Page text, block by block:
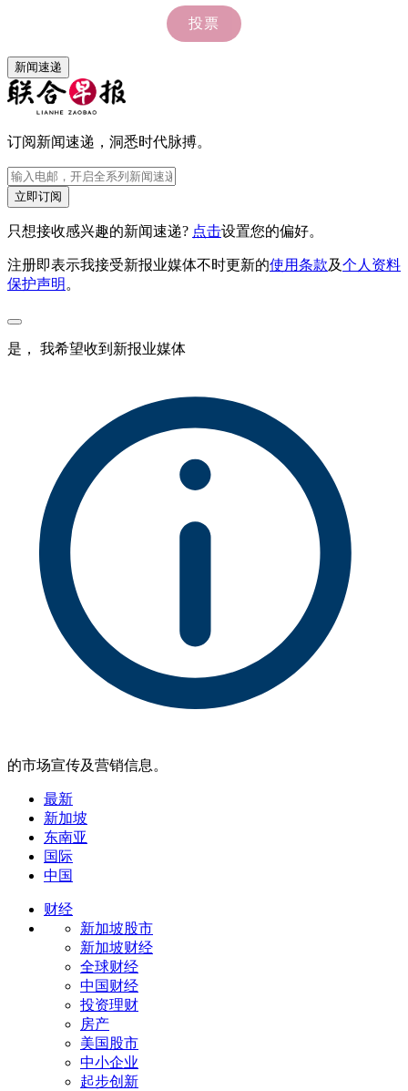
新闻速递
订阅新闻速递，洞悉时代脉搏。
立即订阅
只想接收感兴趣的新闻速递? 点击设置您的偏好。
注册即表示我接受新报业媒体不时更新的使用条款及个人资料
保护声明 。
是， 我希望收到新报业媒体
的市场宣传及营销信息。
最新
新加坡
东南亚
国际
中国
财经
新加坡股市
新加坡财经
全球财经
中国财经
投资理财
房产
美国股市
中小企业
起步创新